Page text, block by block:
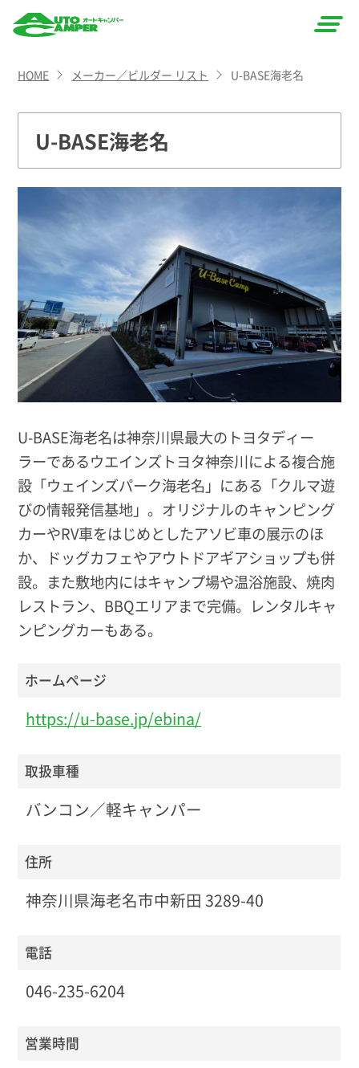
CAMPER
（オート
キャン
パー）
HOME メーカー／ビルダー リスト U-BASE海老名
U-BASE海老名
U-BASE海老名は神奈川県最大のトヨタディー
ラーであるウエインズトヨタ神奈川による複合施
設「ウェインズパーク海老名」にある「クルマ遊
びの情報発信基地」。オリジナルのキャンピング
カーやRV車をはじめとしたアソビ車の展示のほ
か、ドッグカフェやアウトドアギアショップも併
設。また敷地内にはキャンプ場や温浴施設、焼肉
レストラン、BBQエリアまで完備。レンタルキャ
ンピングカーもある。
ホームページ
https://u-base.jp/ebina/
取扱車種
バンコン／軽キャンパー
住所
神奈川県海老名市中新田 3289-40
電話
046-235-6204
営業時間